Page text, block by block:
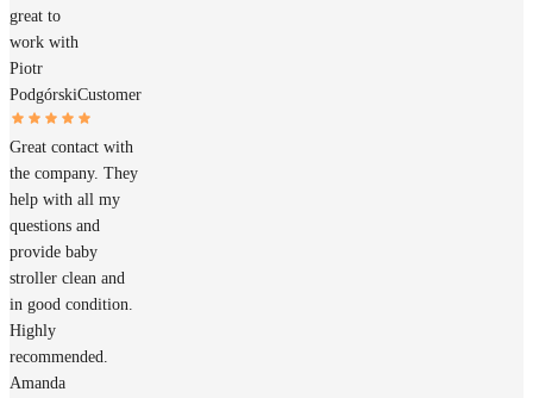
great to
work with
Piotr
PodgórskiCustomer
Great contact with
the company. They
help with all my
questions and
provide baby
stroller clean and
in good condition.
Highly
recommended.
Amanda